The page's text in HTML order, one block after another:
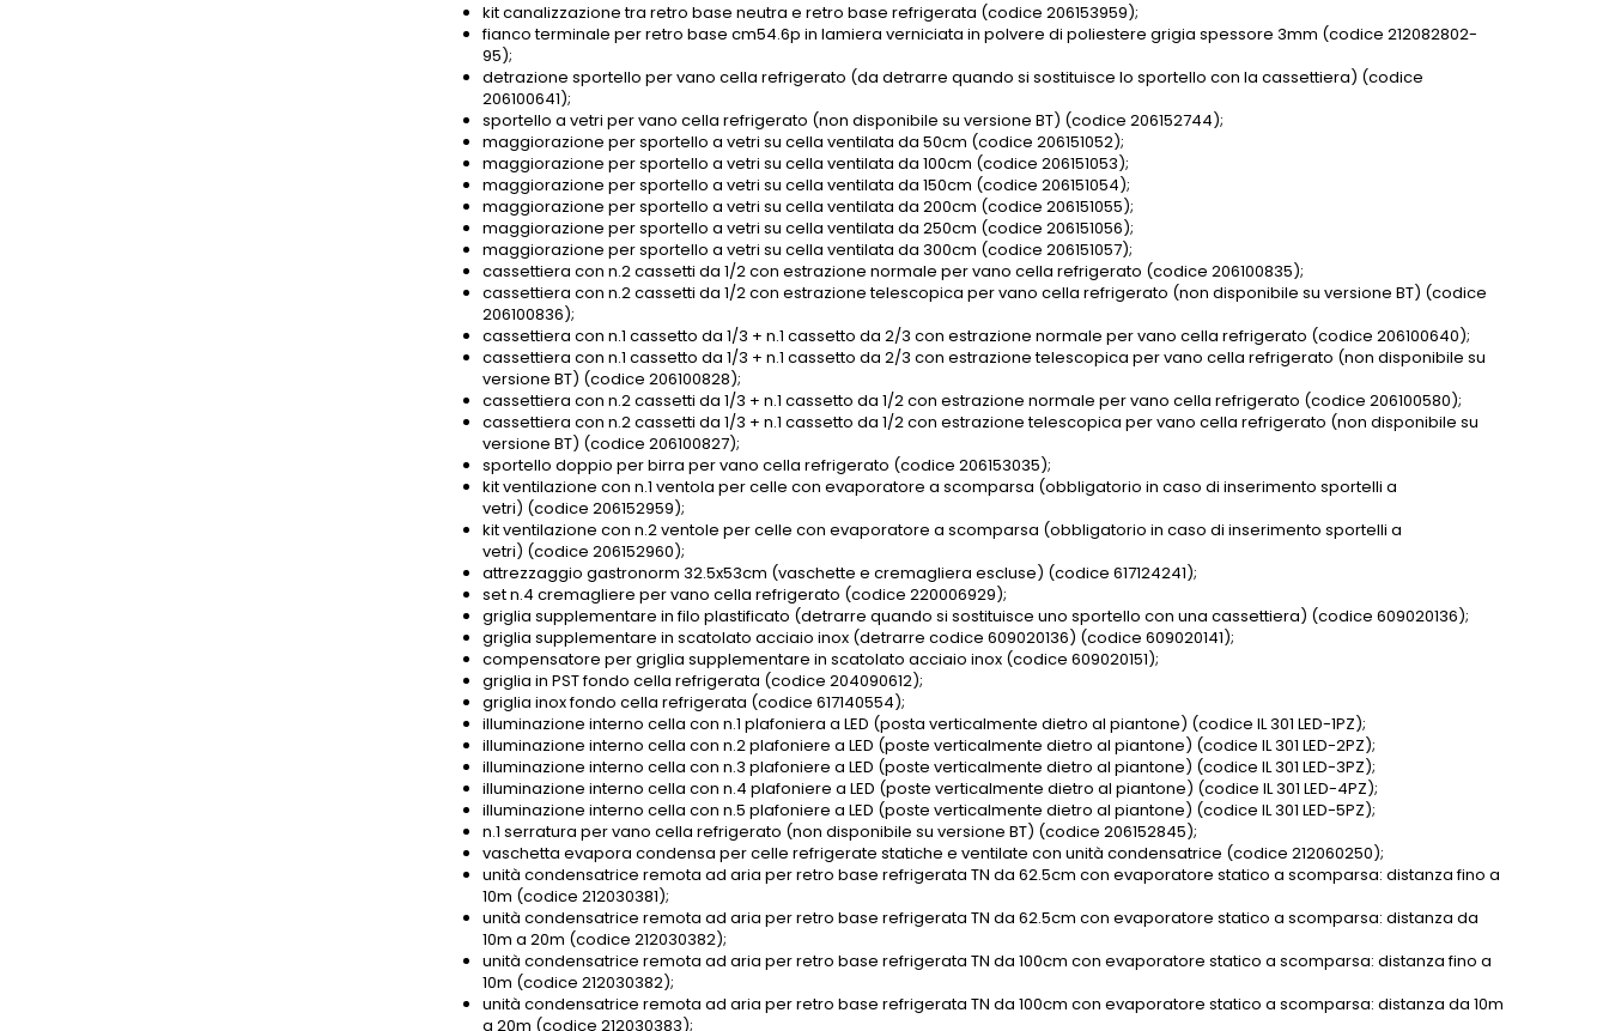
kit canalizzazione tra retro base neutra e retro base refrigerata (codice 206153959);
fianco terminale per retro base cm54.6p in lamiera verniciata in polvere di poliestere grigia spessore 3mm (codice 212082802-
95);
detrazione sportello per vano cella refrigerato (da detrarre quando si sostituisce lo sportello con la cassettiera) (codice
206100641);
sportello a vetri per vano cella refrigerato (non disponibile su versione BT) (codice 206152744);
maggiorazione per sportello a vetri su cella ventilata da 50cm (codice 206151052);
maggiorazione per sportello a vetri su cella ventilata da 100cm (codice 206151053);
maggiorazione per sportello a vetri su cella ventilata da 150cm (codice 206151054);
maggiorazione per sportello a vetri su cella ventilata da 200cm (codice 206151055);
maggiorazione per sportello a vetri su cella ventilata da 250cm (codice 206151056);
maggiorazione per sportello a vetri su cella ventilata da 300cm (codice 206151057);
cassettiera con n.2 cassetti da 1/2 con estrazione normale per vano cella refrigerato (codice 206100835);
cassettiera con n.2 cassetti da 1/2 con estrazione telescopica per vano cella refrigerato (non disponibile su versione BT) (codice
206100836);
cassettiera con n.1 cassetto da 1/3 + n.1 cassetto da 2/3 con estrazione normale per vano cella refrigerato (codice 206100640);
cassettiera con n.1 cassetto da 1/3 + n.1 cassetto da 2/3 con estrazione telescopica per vano cella refrigerato (non disponibile su
versione BT) (codice 206100828);
cassettiera con n.2 cassetti da 1/3 + n.1 cassetto da 1/2 con estrazione normale per vano cella refrigerato (codice 206100580);
cassettiera con n.2 cassetti da 1/3 + n.1 cassetto da 1/2 con estrazione telescopica per vano cella refrigerato (non disponibile su
versione BT) (codice 206100827);
sportello doppio per birra per vano cella refrigerato (codice 206153035);
kit ventilazione con n.1 ventola per celle con evaporatore a scomparsa (obbligatorio in caso di inserimento sportelli a
vetri) (codice 206152959);
kit ventilazione con n.2 ventole per celle con evaporatore a scomparsa (obbligatorio in caso di inserimento sportelli a
vetri) (codice 206152960);
attrezzaggio gastronorm 32.5x53cm (vaschette e cremagliera escluse) (codice 617124241);
set n.4 cremagliere per vano cella refrigerato (codice 220006929);
griglia supplementare in filo plastificato (detrarre quando si sostituisce uno sportello con una cassettiera) (codice 609020136);
griglia supplementare in scatolato acciaio inox (detrarre codice 609020136) (codice 609020141);
compensatore per griglia supplementare in scatolato acciaio inox (codice 609020151);
griglia in PST fondo cella refrigerata (codice 204090612);
griglia inox fondo cella refrigerata (codice 617140554);
illuminazione interno cella con n.1 plafoniera a LED (posta verticalmente dietro al piantone) (codice IL 301 LED-1PZ);
illuminazione interno cella con n.2 plafoniere a LED (poste verticalmente dietro al piantone) (codice IL 301 LED-2PZ);
illuminazione interno cella con n.3 plafoniere a LED (poste verticalmente dietro al piantone) (codice IL 301 LED-3PZ);
illuminazione interno cella con n.4 plafoniere a LED (poste verticalmente dietro al piantone) (codice IL 301 LED-4PZ);
illuminazione interno cella con n.5 plafoniere a LED (poste verticalmente dietro al piantone) (codice IL 301 LED-5PZ);
n.1 serratura per vano cella refrigerato (non disponibile su versione BT) (codice 206152845);
vaschetta evapora condensa per celle refrigerate statiche e ventilate con unità condensatrice (codice 212060250);
unità condensatrice remota ad aria per retro base refrigerata TN da 62.5cm con evaporatore statico a scomparsa: distanza fino a
10m (codice 212030381);
unità condensatrice remota ad aria per retro base refrigerata TN da 62.5cm con evaporatore statico a scomparsa: distanza da
10m a 20m (codice 212030382);
unità condensatrice remota ad aria per retro base refrigerata TN da 100cm con evaporatore statico a scomparsa: distanza fino a
10m (codice 212030382);
unità condensatrice remota ad aria per retro base refrigerata TN da 100cm con evaporatore statico a scomparsa: distanza da 10m
a 20m (codice 212030383);